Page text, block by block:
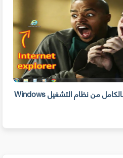
كيفية إزالة Internet Explorer بالكامل من نظام التشغيل Windows